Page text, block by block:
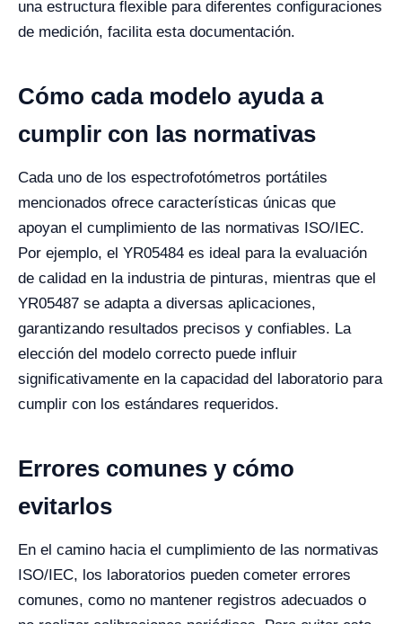
una estructura flexible para diferentes configuraciones
de medición, facilita esta documentación.
Cómo cada modelo ayuda a
cumplir con las normativas
Cada uno de los espectrofotómetros portátiles
mencionados ofrece características únicas que
apoyan el cumplimiento de las normativas ISO/IEC.
Por ejemplo, el YR05484 es ideal para la evaluación
de calidad en la industria de pinturas, mientras que el
YR05487 se adapta a diversas aplicaciones,
garantizando resultados precisos y confiables. La
elección del modelo correcto puede influir
significativamente en la capacidad del laboratorio para
cumplir con los estándares requeridos.
Errores comunes y cómo
evitarlos
En el camino hacia el cumplimiento de las normativas
ISO/IEC, los laboratorios pueden cometer errores
comunes, como no mantener registros adecuados o